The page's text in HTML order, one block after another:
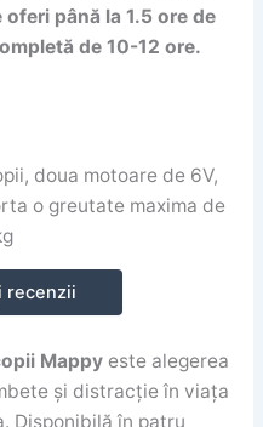
până la 1.5 ore de
de 10-12 ore.
recenzii
Mappyeste alegerea
și distracție în viața
Disponibilă în patru